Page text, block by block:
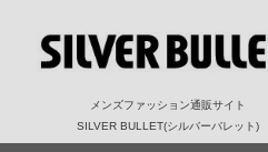
メンズファッション通販サイト
SILVER BULLET(シルバーバレット)